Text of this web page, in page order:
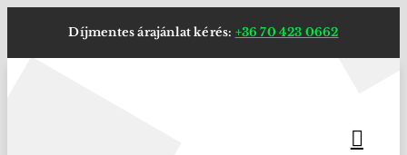
Díjmentes árajánlat kérés: +36 70 423 0662